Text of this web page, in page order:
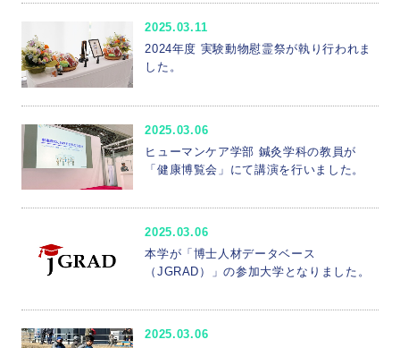
2025.03.11
2024年度 実験動物慰霊祭が執り行われま
した。
2025.03.06
ヒューマンケア学部 鍼灸学科の教員が
「健康博覧会」にて講演を行いました。
2025.03.06
本学が「博士人材データベース
（JGRAD）」の参加大学となりました。
2025.03.06